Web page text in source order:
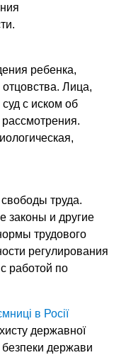
ребенка,
Лица,
с иском об
труда.
законы и другие
трудового
регулирования
работой по
в Росії
державної
держави